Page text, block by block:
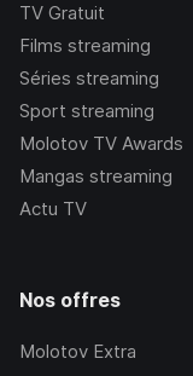
TV Gratuit
Films streaming
Séries streaming
Sport streaming
Molotov TV Awards
Mangas streaming
Actu TV
Nos offres
Molotov Extra